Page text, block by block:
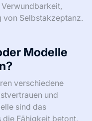
von Selbstakzeptanz.
Modelle
verschiedene
und
sind das
Fähigkeit betont,